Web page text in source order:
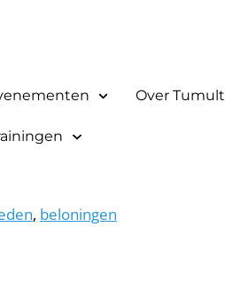
Over Tumult
, beloningen